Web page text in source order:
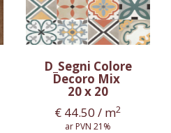
D_Segni Colore
Decoro Mix
20 x 20
€ 44.50 / m2
ar PVN 21%